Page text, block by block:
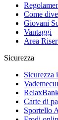
Come
Giovani
Vantaggi
Area
Sicurezza
Sicurezza
Carte di
Sportello